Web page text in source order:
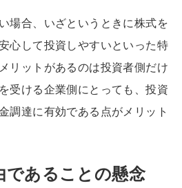
場合、いざというときに株式を
心して投資しやすいといった特
リットがあるのは投資者側だけ
受ける企業側にとっても、投資
調達に有効である点がメリット
であることの懸念